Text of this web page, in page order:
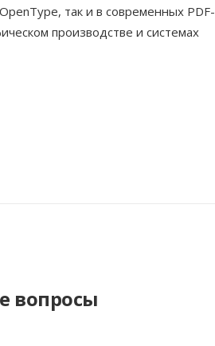
так и в современных PDF-
производстве и системах
вопросы